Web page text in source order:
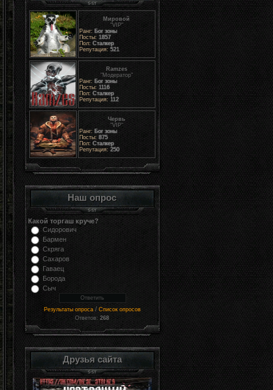
Мировой
"VIP"
Ранг: Бог зоны
Посты: 1857
Пол: Сталкер
Репутация: 521
Ramzes
"Модератор"
Ранг: Бог зоны
Посты: 1116
Пол: Сталкер
Репутация: 112
Червь
"VIP"
Ранг: Бог зоны
Посты: 875
Пол: Сталкер
Репутация: 250
Наш опрос
Какой торгаш круче?
Сидорович
Бармен
Скряга
Сахаров
Гаваец
Борода
Сыч
Результаты опроса / Список опросов
Ответов:268
Друзья сайта